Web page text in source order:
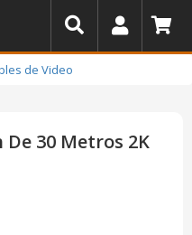
de Video
30 Metros 2K